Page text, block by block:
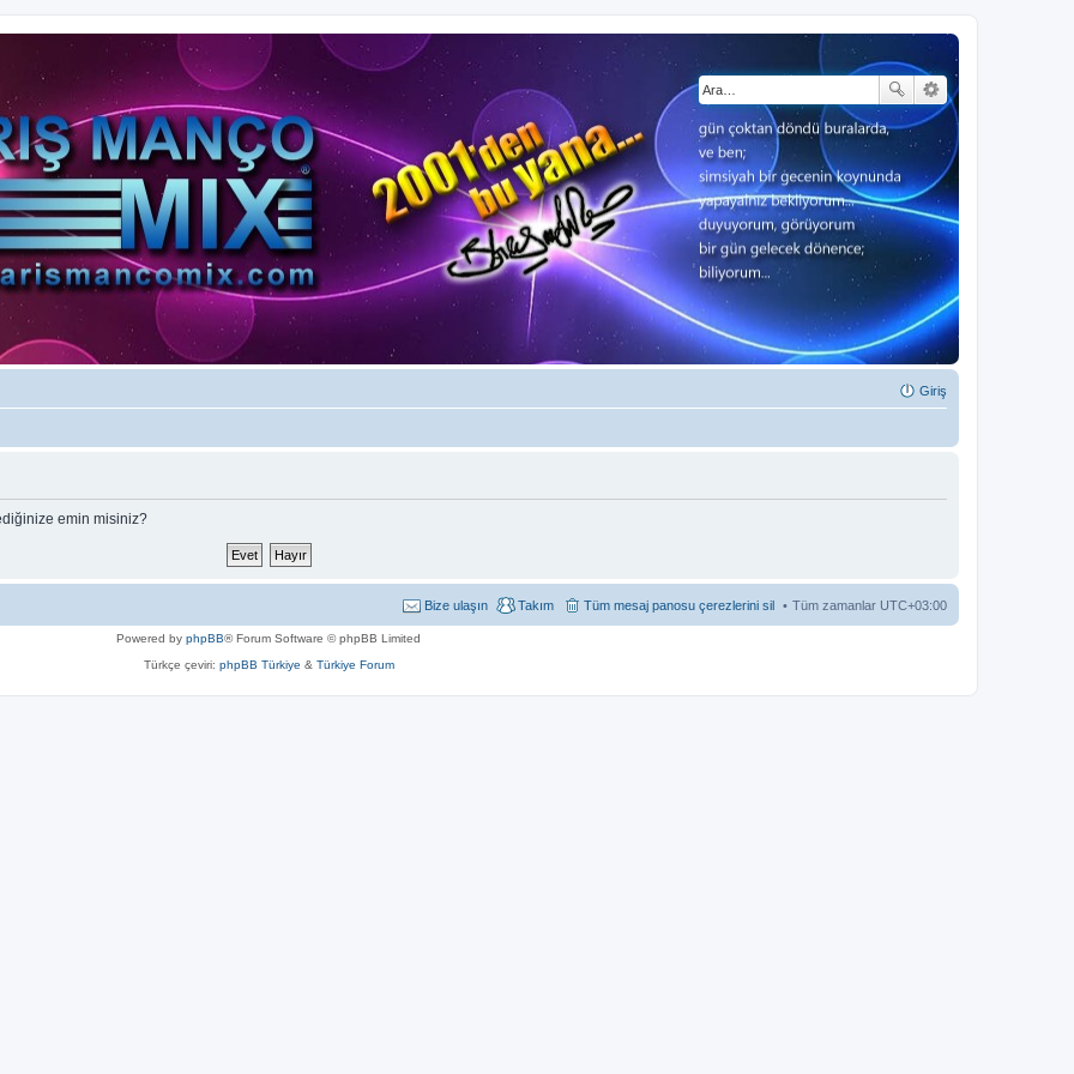
Giriş
emin misiniz?
Tüm zamanlar UTC+03:00
Tüm mesaj panosu çerezlerini sil
Takım
Bize ulaşın
Powered by phpBB® Forum Software © phpBB Limited
Türkçe çeviri: phpBB Türkiye & Türkiye Forum